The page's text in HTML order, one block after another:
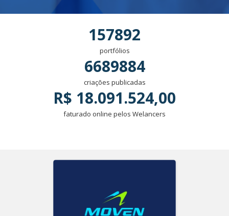
157892
portfólios
6689884
criações publicadas
R$ 18.091.524,00
faturado online pelos Welancers